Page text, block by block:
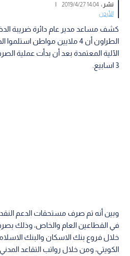
نشر :14:04 2019/4/27
|
الأردن
كشف مساعد مدير عام دائرة ضريبة
الطراون أن 4 ملايين مواطن
الآلية المعتمدة بعد أن بدأت عملية
3 اسابيع.
في القطاعين العام والخاص، وذلك
خلال فروع بنك الاسكان والبنك
الكويتي، ومن خلال رواتب التقاعد